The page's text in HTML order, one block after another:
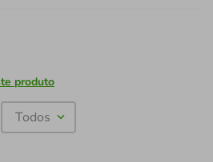
produto
Todos